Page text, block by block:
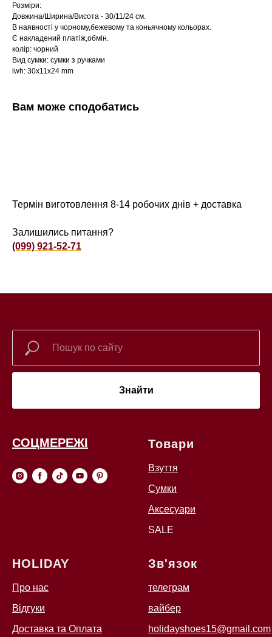
Розміри:
Довжина/Ширина/Висота - 30/11/24 см.
В наявності у чорному,бежевому та коньячному кольорах.
Є накладений платіж,обмін.
колір: чорний
Вид сумки: сумки з ручками
lwh: 30x11x24 mm
Вам може сподобатись
Термін виготовлення 8-14 робочих днів + доставка
Залишились питання?
(099) 921-52-71
Знайти
СОЦМЕРЕЖІ Товари
Взуття
Сумки
Аксесуари
SALE
HOLIDAY
Про нас
Відгуки
Доставка та Оплата
Зв'язок
телеграм
вайбер
holidayshoes15@gmail.com